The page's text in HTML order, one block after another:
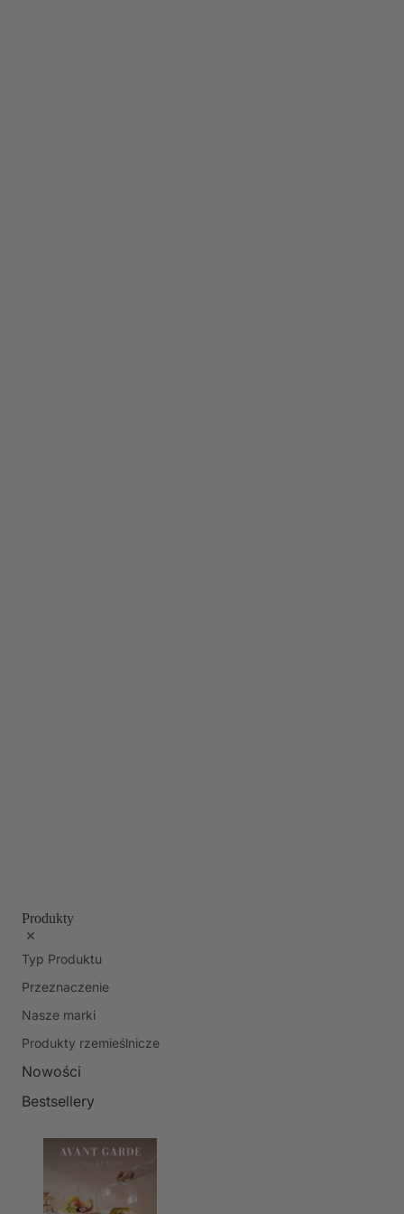
Produkty
Typ Produktu
Przeznaczenie
Nasze marki
Produkty rzemieślnicze
Nowości
Bestsellery